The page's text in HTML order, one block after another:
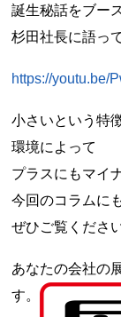
誕生秘話をブー
杉田社長に語っ
https://youtu.be/
小さいという特
環境によって
プラスにもマイ
今回のコラムに
ぜひご覧ください
あなたの会社の
す。